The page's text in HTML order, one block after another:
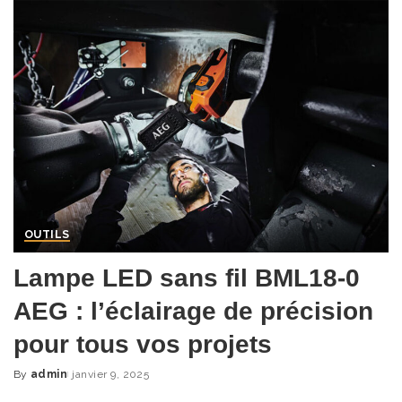
OUTILS
Lampe LED sans fil BML18-0
AEG : l’éclairage de précision
pour tous vos projets
Posted
By admin janvier 9, 2025